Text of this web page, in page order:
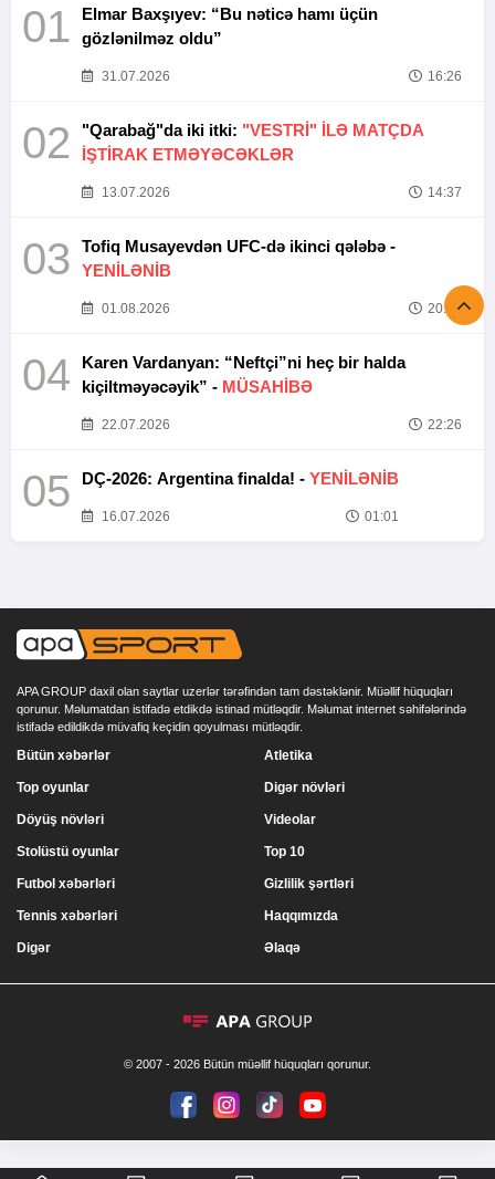
01
Elmar Baxşıyev: “Bu nəticə hamı üçün
gözlənilməz oldu”
31.07.2026 16:26
02 "Qarabağ"da iki itki: "VESTRİ" İLƏ MATÇDA
İŞTİRAK ETMƏYƏCƏKLƏR
13.07.2026 14:37
03
Tofiq Musayevdən UFC-də ikinci qələbə -
YENİLƏNİB
01.08.2026 20:52
04
Karen Vardanyan: “Neftçi”ni heç bir halda
kiçiltməyəcəyik” - MÜSAHİBƏ
22.07.2026 22:26
05 DÇ-2026: Argentina finalda! - YENİLƏNİB
16.07.2026 01:01
APA GROUP daxil olan saytlar uzerlər tərəfindən tam dəstəklənir. Müəllif hüquqları
qorunur. Məlumatdan istifadə etdikdə istinad mütləqdir. Məlumat internet səhifələrində
istifadə edildikdə müvafiq keçidin qoyulması mütləqdir.
Bütün xəbərlər
Top oyunlar
Döyüş növləri
Stolüstü oyunlar
Atletika
Digər növləri
Videolar
Top 10
Futbol xəbərləri
Tennis xəbərləri
Digər
Gizlilik şərtləri
Haqqımızda
Əlaqə
© 2007 - 2026 Bütün müəllif hüquqları qorunur.